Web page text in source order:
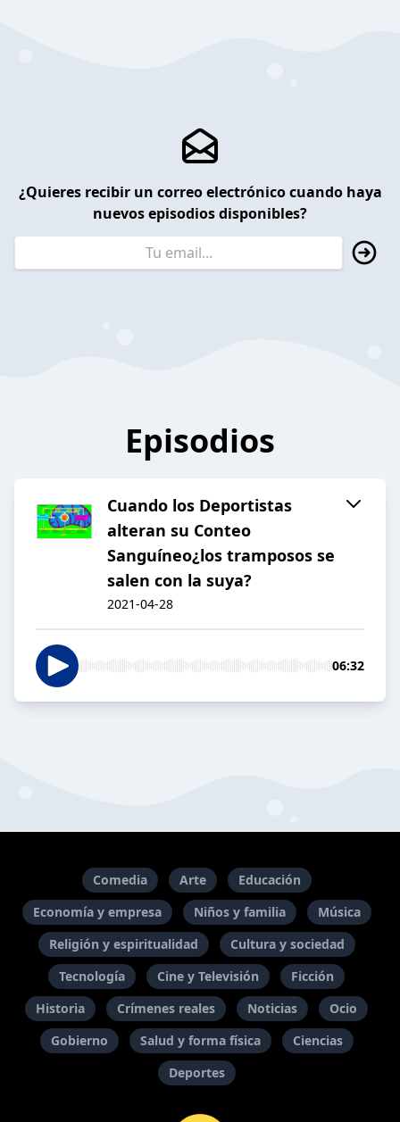
¿Quieres recibir un correo electrónico cuando haya
nuevos episodios disponibles?
Episodios
Cuando los Deportistas
alteran su Conteo
Sanguíneo¿los tramposos se
salen con la suya?
2021-04-28
06:32
Comedia Arte
Educación
Economía y empresa
Niños y familia
Música
Religión y espiritualidad
Cultura y sociedad
Tecnología
Cine y Televisión
Ficción
Historia
Crímenes reales Noticias
Ocio
Gobierno
Salud y forma física
Ciencias
Deportes